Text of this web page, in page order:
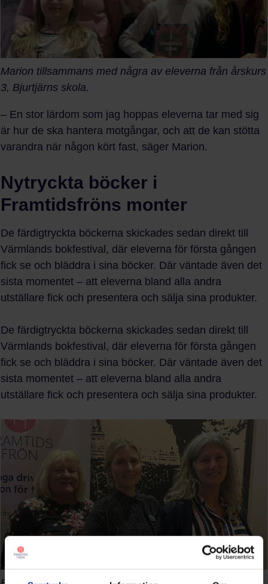
Marion tillsammans med några av eleverna från årskurs
3, Bjurtjärns skola.
– En stor lärdom som jag hoppas eleverna tar med sig
är hur de ska hantera motgångar, och att de kan stötta
varandra när någon kört fast, säger Marion.
Nytryckta böcker i
Framtidsfröns monter
De färdigtryckta böckerna skickades sedan direkt till
Värmlands bokfestival, där eleverna för första gången
fick se och bläddra i sina böcker. Där väntade även det
sista momentet – att eleverna bland alla andra
utställare fick och presentera och sälja sina produkter.
De färdigtryckta böckerna skickades sedan direkt till
Värmlands bokfestival, där eleverna för första gången
fick se och bläddra i sina böcker. Där väntade även det
sista momentet – att eleverna bland alla andra
utställare fick och presentera och sälja sina produkter.